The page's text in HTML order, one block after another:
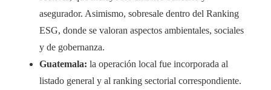
asegurador. Asimismo, sobresale dentro del Ranking
ESG, donde se valoran aspectos ambientales, sociales
y de gobernanza.
Guatemala: la operación local fue incorporada al
listado general y al ranking sectorial correspondiente.